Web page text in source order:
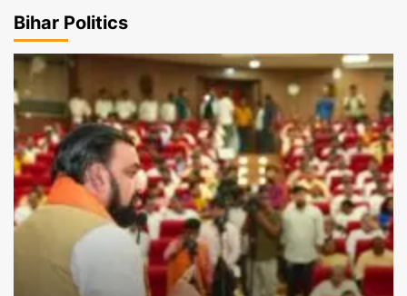
Bihar Politics